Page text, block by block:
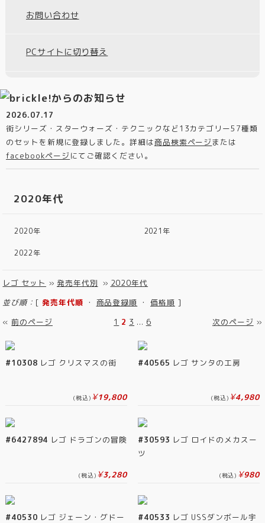
お問い合わせ
PCサイトに切り替え
2026.07.17
街シリーズ・スターウォーズ・テクニックなど13カテゴリー57種類
のセットを新規に登録しました。詳細は商品検索ページまたは
facebookページ にてご確認ください。
2020年代
2020年 2021年
2022年
レゴ セット » 発売年代別 » 2020年代
並び順： [発売年代順 ・ 商品登録順 ・価格順 ]
«前のページ 1 2 3 ... 6 次のページ »
#10308 レゴ クリスマスの街
(税込) ¥19,800
#40565 レゴ サンタの工房
(税込) ¥4,980
#6427894 レゴ ドラゴンの冒険
(税込) ¥3,280
#30593 レゴ ロイドのメカスー
ツ
(税込) ¥980
#40530 レゴ ジェーン・グドー
#40533 レゴ USSダンボール宇